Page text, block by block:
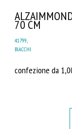
70 CM
41799
BIACCHI
confezione da